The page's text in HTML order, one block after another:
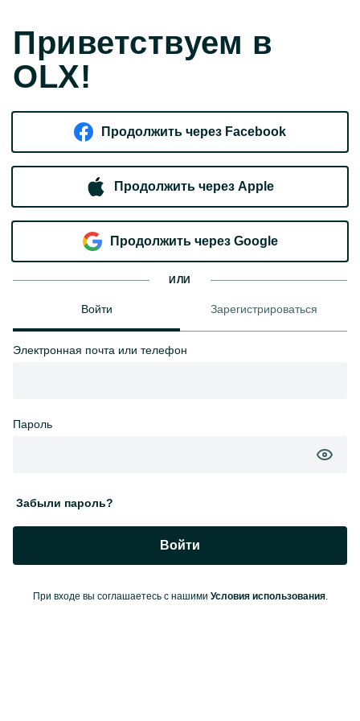
Приветствуем в
OLX!
Продолжить через Facebook
Продолжить через Apple
Продолжить через Google
ИЛИ
Войти Зарегистрироваться
Электронная почта или телефон
Пароль
Забыли пароль?
Войти
При входе вы соглашаетесь с нашими Условия использования.